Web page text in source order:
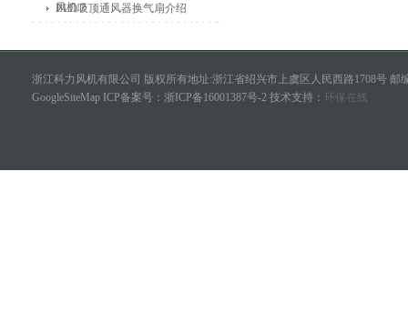
风机？
BLD吸顶通风器换气扇介绍
浙江科力风机有限公司 版权所有地址:浙江省绍兴市上虞区人民西路1708号 邮
GoogleSiteMap ICP备案号： 浙ICP备16001387号-2 技术支持： 环保在线